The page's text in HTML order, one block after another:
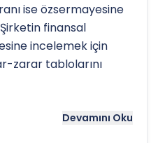
ise özsermayesine
finansal
incelemek için
zarar tablolarını
ve potansiyelDevamını Oku